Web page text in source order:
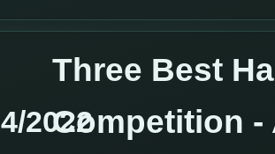
2022
Three Best
Competition -